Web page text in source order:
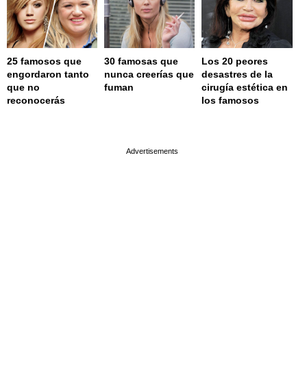
25 famosos que
engordaron tanto
que no
reconocerás
30 famosas que
nunca creerías que
fuman
Los 20 peores
desastres de la
cirugía estética en
los famosos